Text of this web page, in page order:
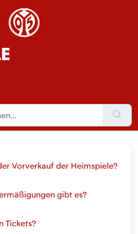
Vorverkauf der Heimspiele?
gibt es?
Tickets?